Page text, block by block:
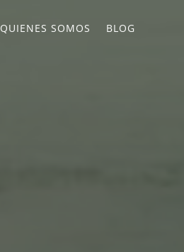
QUIENES SOMOS BLOG